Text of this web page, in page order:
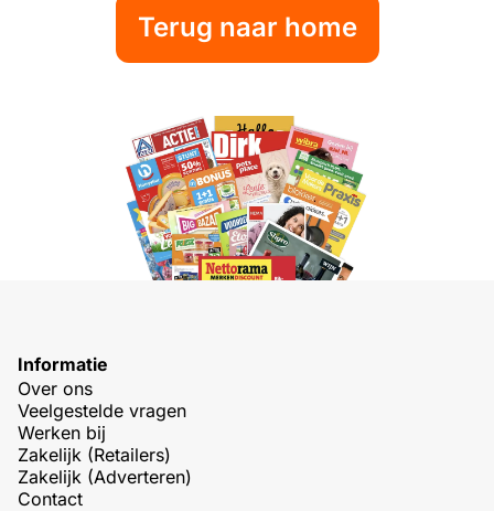
Terug naar home
Informatie
Over ons
Veelgestelde vragen
Werken bij
Zakelijk (Retailers)
Zakelijk (Adverteren)
Contact